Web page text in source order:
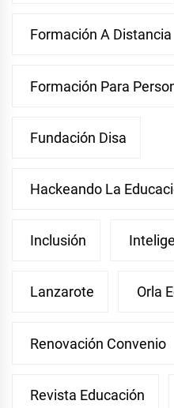
Formación A Distancia
Formación Para
Fundación Disa
Hackeando La
Inclusión
Lanzarote Orla
Renovación Convenio
Revista Educación